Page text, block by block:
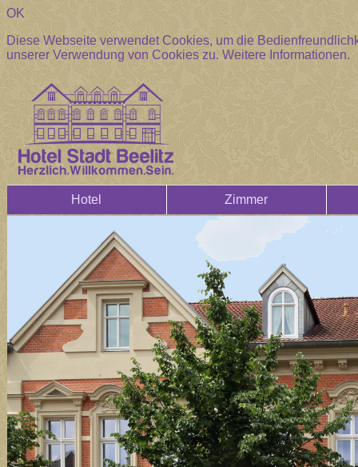
OK
Diese Webseite verwendet Cookies, um die
unserer Verwendung von Cookies zu.Weitere Informationen.
Hotel Zimmer